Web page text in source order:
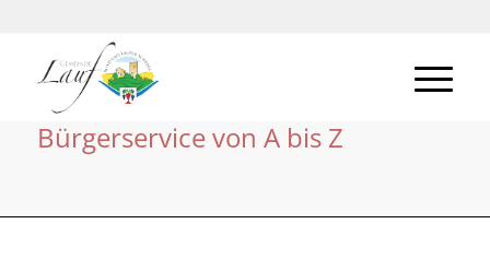
Bürgerservice von A bis Z